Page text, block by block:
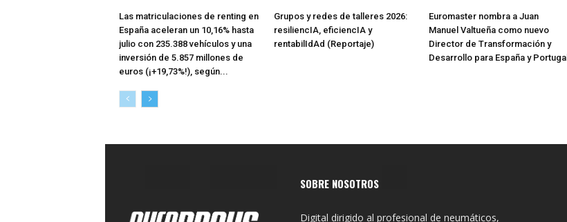
Las matriculaciones de renting en
España aceleran un 10,16% hasta
julio con 235.388 vehículos y una
inversión de 5.857 millones de
euros (¡+19,73%!), según...
Grupos y redes de talleres 2026:
resiliencIA, eficiencIA y
rentabilIdAd (Reportaje)
Euromaster nombra a Juan
Manuel Valtueña como nuevo
Director de Transformación y
Desarrollo para España y Portugal
SOBRE NOSOTROS
Digital dirigido al profesional de neumáticos,